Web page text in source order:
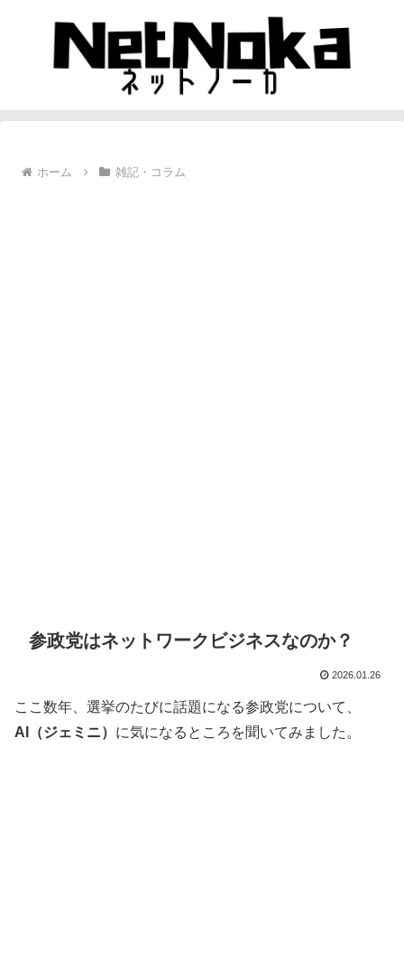
ホーム 雑記・コラム
参政党はネットワークビジネスなのか？
2026.01.26
ここ数年、選挙のたびに話題になる参政党について、
AI（ジェミニ） に気になるところを聞いてみました。